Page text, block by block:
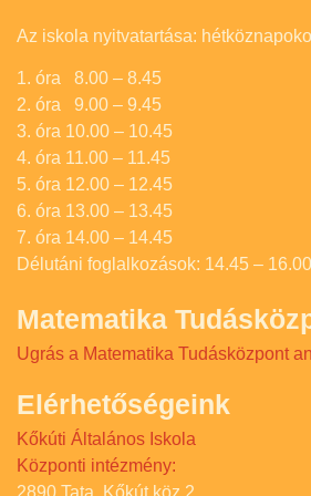
Az iskola nyitvatartása:
1. óra 8.00 – 8.45
2. óra 9.00 – 9.45
3. óra 10.00 – 10.45
4. óra 11.00 – 11.45
5. óra 12.00 – 12.45
6. óra 13.00 – 13.45
7. óra 14.00 – 14.45
Délutáni foglalkozások: 14.45 – 16.00
Matematika
Ugrás a Matematika Tudásközpont
Elérhetőségeink
Kőkúti Általános Iskola
Központi intézmény:
2890 Tata, Kőkút köz 2.